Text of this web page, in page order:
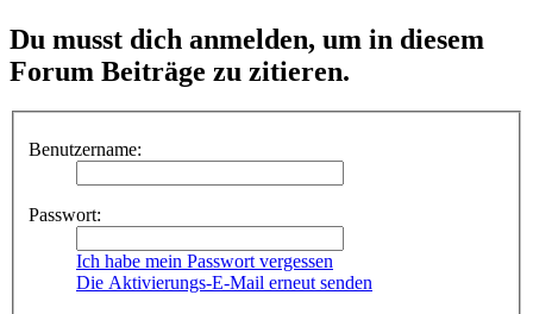
Du musst dich anmelden, um in diesem
Forum Beiträge zu zitieren.
Benutzername:
Passwort:
Ich habe mein Passwort vergessen
Die Aktivierungs-E-Mail erneut senden